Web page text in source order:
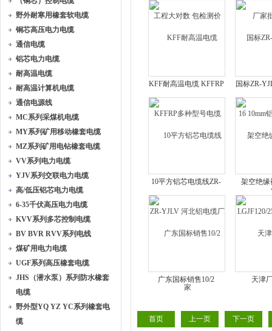
野外耐寒用橡套软电缆
铜芯高压电力电缆
通信电缆
铝芯电力电缆
耐高温电缆
耐高温计算机电缆
通信电源线
MC系列采煤机电缆
MY系列矿用移动橡套电缆
MZ系列矿用电钻橡套电缆
VV系列电力电缆
YJV系列交联电力电缆
高/低压铝芯电力电缆
6-35千伏高压电力电缆
KVV系列多芯控制电缆
BV BVR RVV系列电线
煤矿用电力电缆
UGF系列高压橡套电缆
JHS（潜水泵）系列防水橡套
电缆
野外型YQ YZ YC系列橡套电
缆
KFF耐高温电缆 KFFRP
多种型号电缆
国标ZR-
10mm铝
10平方铝芯电缆线ZR-
YJLV 河北铝电缆厂家
架空绝缘
LGJF120/
广东国标销售10/2
天津
首页
上一页 下一页